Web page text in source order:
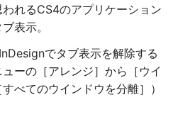
れるCS4のアプリケーション
表示。
でタブ表示を解除する
ーの［アレンジ］から［ウイ
べてのウインドウを分離］）